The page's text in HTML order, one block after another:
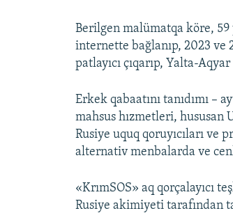
Berilgen malümatqa köre,
internette bağlanıp, 2023 ve
patlayıcı çıqarıp, Yalta-
Erkek qabaatını tanıdımı –
mahsus hızmetleri,
Rusiye uquq qoruyıcıları ve
alternativ menbalarda ve
«KrımSOS» aq qorçalayıcı
Rusiye akimiyeti tarafından